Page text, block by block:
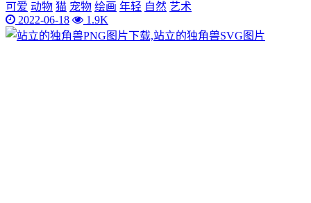
可爱 动物 猫 宠物 绘画 年轻 自然 艺术
2022-06-18
1.9K